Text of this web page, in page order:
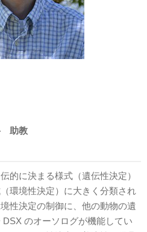
助教
的に決まる様式（遺伝性決定）
環境性決定）に大きく分類され
性決定の制御に、他の動物の遺
のオーソログが機能してい